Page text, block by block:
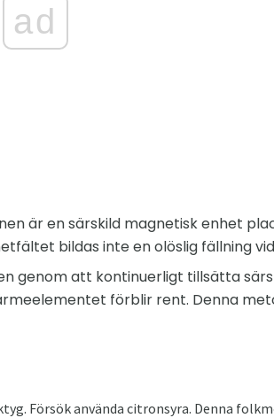
ad
är en särskild magnetisk enhet
bildas inte en olöslig fällning
genom att kontinuerligt tillsätta
förblir rent. Denna
Försök använda citronsyra. Denna